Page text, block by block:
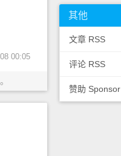
00:05
其他
文章 RSS
评论 RSS
赞助 Sponsor